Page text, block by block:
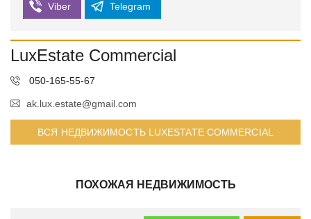
Viber Telegram
LuxEstate Commercial
050-165-55-67
ak.lux.estate@gmail.com
ВСЯ НЕДВИЖИМОСТЬ LUXESTATE COMMERCIAL
ПОХОЖАЯ НЕДВИЖИМОСТЬ